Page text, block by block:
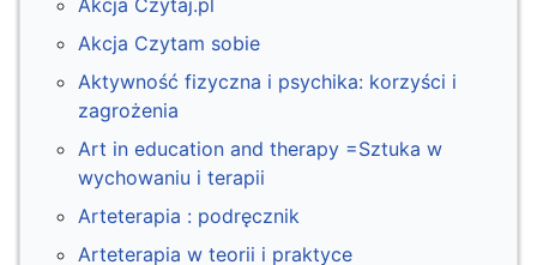
Akcja Czytaj.pl
Akcja Czytam sobie
Aktywność fizyczna i psychika: korzyści i
zagrożenia
Art in education and therapy =Sztuka w
wychowaniu i terapii
Arteterapia : podręcznik
Arteterapia w teorii i praktyce